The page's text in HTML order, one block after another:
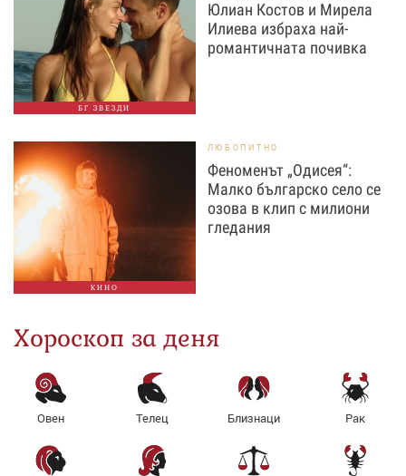
БГ ЗВЕЗДИ
Юлиан Костов и Мирела
Илиева избраха най-
романтичната почивка
КИНО
ЛЮБОПИТНО
Феноменът „Одисея“:
Малко българско село се
озова в клип с милиони
гледания
Хороскоп за деня
Овен Телец Близнаци Рак